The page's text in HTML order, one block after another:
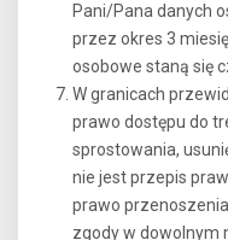
Pani/Pana danych
przez okres 3
osobowe staną się
W granicach
prawo dostępu do
sprostowania,
nie jest przepis
prawo
zgody w dowolnym